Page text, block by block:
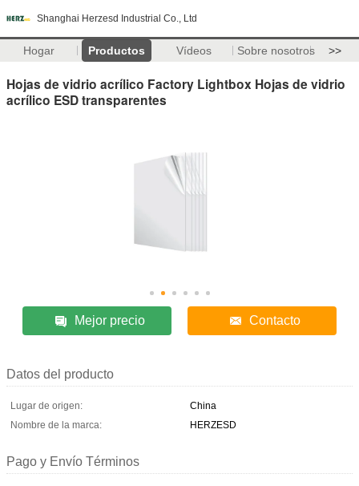
Shanghai Herzesd Industrial Co., Ltd
Hogar Productos Vídeos Sobre nosotros >>
Hojas de vidrio acrílico Factory Lightbox Hojas de vidrio
acrílico ESD transparentes
Mejor precio Contacto
Datos del producto
Lugar de origen:
China
Nombre de la marca:
HERZESD
Pago y Envío Términos